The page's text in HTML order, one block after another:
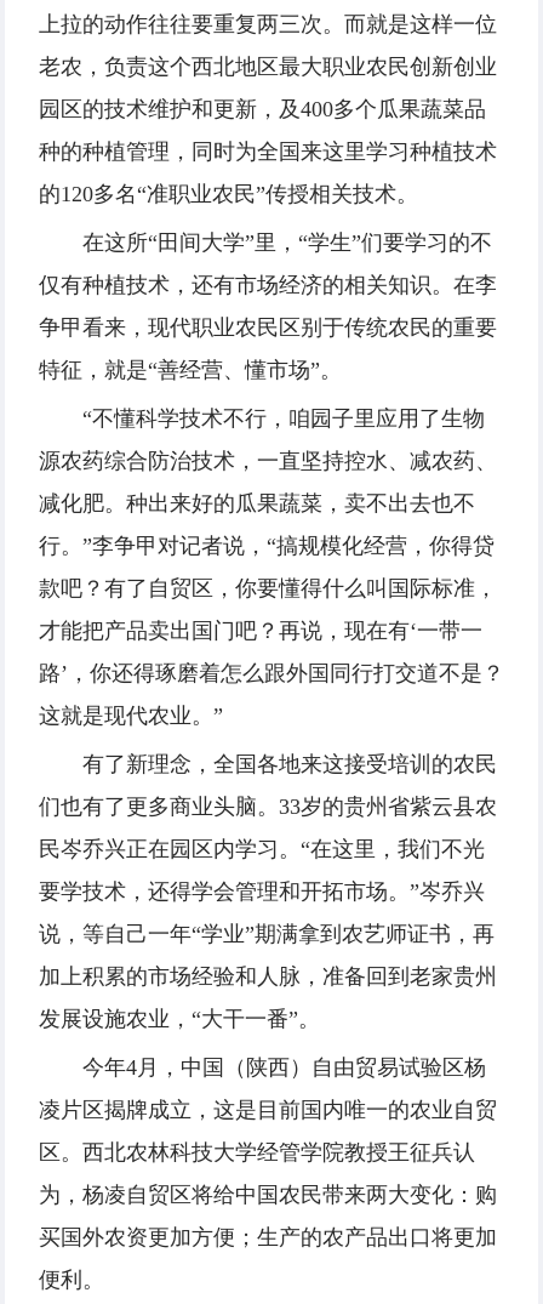
上拉的动作往往要重复两三次。而就是这样一位
老农，负责这个西北地区最大职业农民创新创业
园区的技术维护和更新，及400多个瓜果蔬菜品
种的种植管理，同时为全国来这里学习种植技术
的120多名“准职业农民”传授相关技术。
在这所“田间大学”里，“学生”们要学习的不
仅有种植技术，还有市场经济的相关知识。在李
争甲看来，现代职业农民区别于传统农民的重要
特征，就是“善经营、懂市场”。
“不懂科学技术不行，咱园子里应用了生物
源农药综合防治技术，一直坚持控水、减农药、
减化肥。种出来好的瓜果蔬菜，卖不出去也不
行。”李争甲对记者说，“搞规模化经营，你得贷
款吧？有了自贸区，你要懂得什么叫国际标准，
才能把产品卖出国门吧？再说，现在有‘一带一
路’，你还得琢磨着怎么跟外国同行打交道不是？
这就是现代农业。”
有了新理念，全国各地来这接受培训的农民
们也有了更多商业头脑。33岁的贵州省紫云县农
民岑乔兴正在园区内学习。“在这里，我们不光
要学技术，还得学会管理和开拓市场。”岑乔兴
说，等自己一年“学业”期满拿到农艺师证书，再
加上积累的市场经验和人脉，准备回到老家贵州
发展设施农业，“大干一番”。
今年4月，中国（陕西）自由贸易试验区杨
凌片区揭牌成立，这是目前国内唯一的农业自贸
区。西北农林科技大学经管学院教授王征兵认
为，杨凌自贸区将给中国农民带来两大变化：购
买国外农资更加方便；生产的农产品出口将更加
便利。